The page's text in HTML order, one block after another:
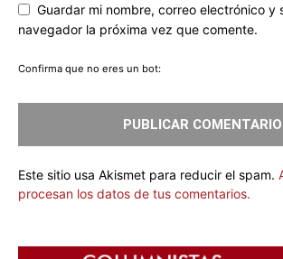
Guardar mi nombre, correo electrónico y
navegador la próxima vez que comente.
Confirma que no eres un bot:
Este sitio usa Akismet para reducir el spam.
procesan los datos de tus comentarios.